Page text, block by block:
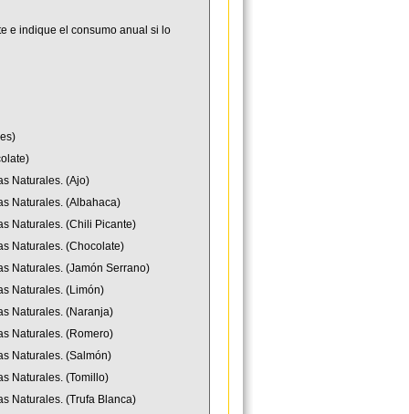
e indique el consumo anual si lo
Naturales. (Ajo)
Naturales. (Albahaca)
Naturales. (Chili Picante)
Naturales. (Chocolate)
Naturales. (Jamón Serrano)
Naturales. (Limón)
Naturales. (Naranja)
Naturales. (Romero)
Naturales. (Salmón)
Naturales. (Tomillo)
Naturales. (Trufa Blanca)